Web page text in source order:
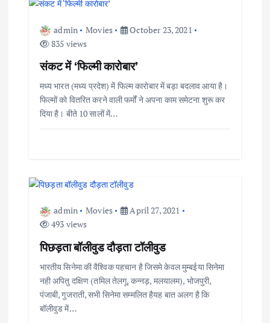
t
admin Movies
October 23, 2021
835 views
संकट में ‘फिल्मी कारोबार’
मध्य भारत (मध्य प्रदेश) में फिल्म कारोबार में बड़ा बदलाव आया है।
फिल्मों को वितरित करने वाली फर्मों ने अपना काम समेटना शुरू कर
दिया है। बीते 10 सालों में…
admin Movies
April 27, 2021
493 views
पिछड़ता बॉलीवुड दौड़ता टॉलीवुड
भारतीय सिनेमा की वैश्विक पहचान है जिसमे केवल मुम्बईया सिनेमा
नही अपितु दक्षिण (तमिल तेलगू, कन्नड़, मलयालम), भोजपुरी,
पंजाबी, गुजराती, सभी सिनेमा सम्मलित हैयह बात अलग है कि
बॉलीवुड में…